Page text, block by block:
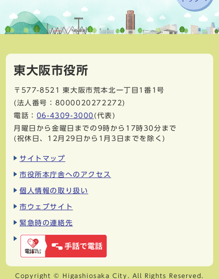
東大阪市役所
〒577-8521
東大阪市荒本北一丁目1番1号
(法人番号：8000020272272)
電話： 06-4309-3000 (代表)
月曜日から金曜日までの9時から17時30分まで
(祝休日、12月29日から1月3日までを除く)
サイトマップ
市役所本庁舎へのアクセス
個人情報の取り扱い
市ウェブサイト
緊急時の連絡先
Copyright © Higashiosaka City. All Rights Reserved.